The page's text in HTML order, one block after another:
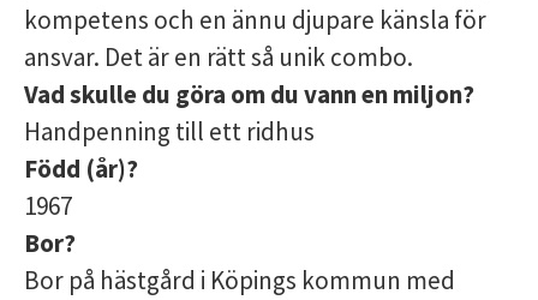
kompetens och en ännu djupare känsla för
ansvar. Det är en rätt så unik combo.
Vad skulle du göra om du vann en miljon?
Handpenning till ett ridhus
Född (år)?
1967
Bor?
Bor på hästgård i Köpings kommun med